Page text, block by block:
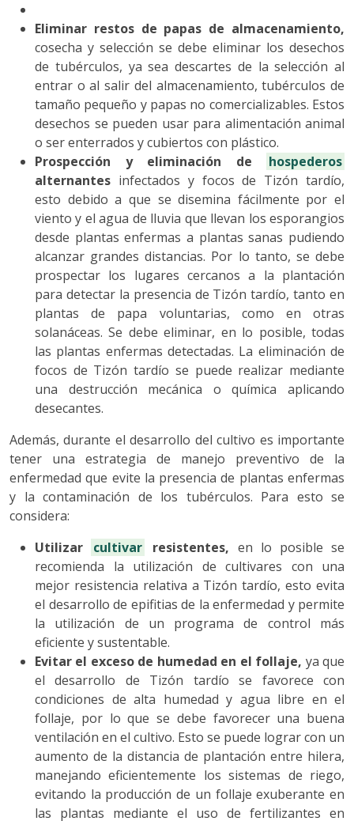
Eliminar restos de papas de almacenamiento,
cosecha y selección se debe eliminar los desechos
de tubérculos, ya sea descartes de la selección al
entrar o al salir del almacenamiento, tubérculos de
tamaño pequeño y papas no comercializables. Estos
desechos se pueden usar para alimentación animal
o ser enterrados y cubiertos con plástico.
Prospección y eliminación de
hospederos
alternantes infectados y focos de Tizón tardío,
esto debido a que se disemina fácilmente por el
viento y el agua de lluvia que llevan los esporangios
desde plantas enfermas a plantas sanas pudiendo
alcanzar grandes distancias. Por lo tanto, se debe
prospectar los lugares cercanos a la plantación
para detectar la presencia de Tizón tardío, tanto en
plantas de papa voluntarias, como en otras
solanáceas. Se debe eliminar, en lo posible, todas
las plantas enfermas detectadas. La eliminación de
focos de Tizón tardío se puede realizar mediante
una destrucción mecánica o química aplicando
desecantes.
Además, durante el desarrollo del cultivo es importante
tener una estrategia de manejo preventivo de la
enfermedad que evite la presencia de plantas enfermas
y la contaminación de los tubérculos. Para esto se
considera:
Utilizar
cultivar resistentes, en lo posible se
recomienda la utilización de cultivares con una
mejor resistencia relativa a Tizón tardío, esto evita
el desarrollo de epifitias de la enfermedad y permite
la utilización de un programa de control más
eficiente y sustentable.
Evitar el exceso de humedad en el follaje, ya que
el desarrollo de Tizón tardío se favorece con
condiciones de alta humedad y agua libre en el
follaje, por lo que se debe favorecer una buena
ventilación en el cultivo. Esto se puede lograr con un
aumento de la distancia de plantación entre hilera,
manejando eficientemente los sistemas de riego,
evitando la producción de un follaje exuberante en
las plantas mediante el uso de fertilizantes en